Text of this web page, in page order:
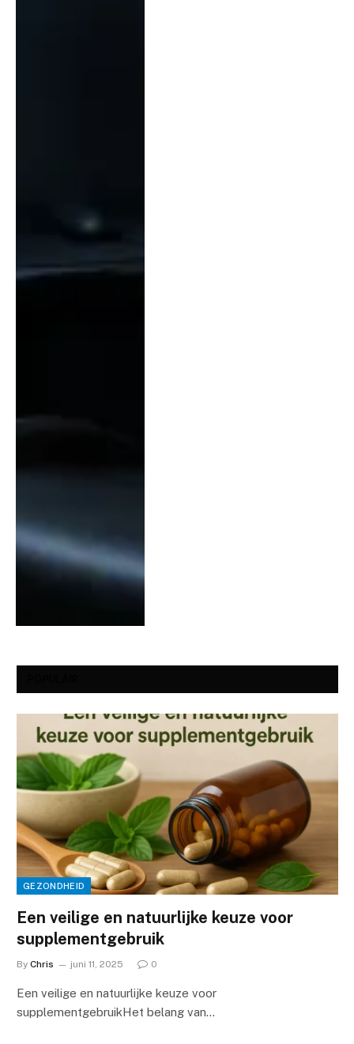
GEZONDHEID
Een veilige en natuurlijke keuze voor
supplementgebruik
By Chris juni 11, 2025 0
Een veilige en natuurlijke keuze voor
supplementgebruikHet belang van…